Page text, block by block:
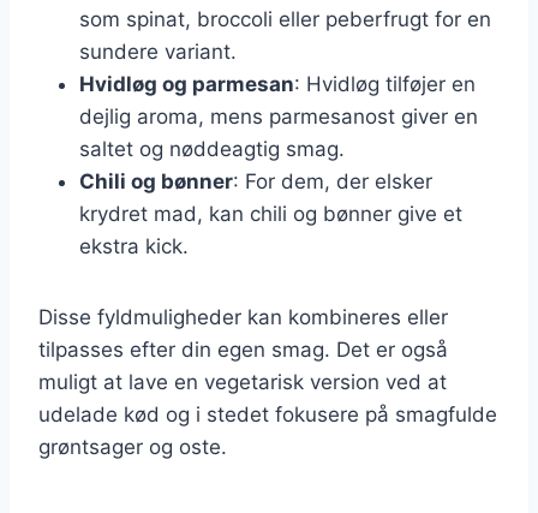
som spinat, broccoli eller peberfrugt for en
sundere variant.
Hvidløg og parmesan: Hvidløg tilføjer en
dejlig aroma, mens parmesanost giver en
saltet og nøddeagtig smag.
Chili og bønner: For dem, der elsker
krydret mad, kan chili og bønner give et
ekstra kick.
Disse fyldmuligheder kan kombineres eller
tilpasses efter din egen smag. Det er også
muligt at lave en vegetarisk version ved at
udelade kød og i stedet fokusere på smagfulde
grøntsager og oste.